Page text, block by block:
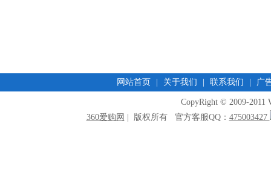
网站首页 关于我们 联系我们 广
CopyRight © 2009-2011
360爱购网
| 版权所有 官方客服QQ： 475003427